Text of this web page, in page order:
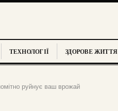
ТЕХНОЛОГІЇ ЗДОРОВЕ ЖИТТЯ
руйнує ваш врожай